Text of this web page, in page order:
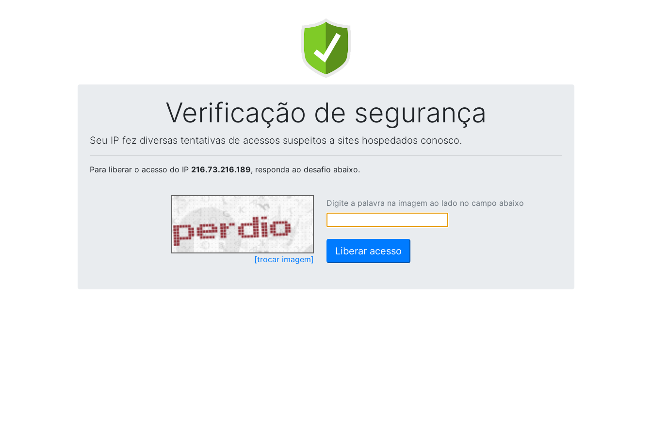
Verificação de segurança
Seu IP fez diversas tentativas de acessos suspeitos a sites hospedados conosco.
Para liberar o acesso do IP 216.73.216.189, responda ao desafio abaixo.
[trocar imagem]
Digite a palavra na imagem ao lado no campo abaixo